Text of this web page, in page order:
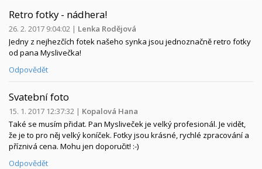
Retro fotky - nádhera!
26. 2. 2017 9:04:02 | Lenka Rodějová
Jedny z nejhezčích fotek našeho synka jsou jednoznačně retro fotky
od pana Myslivečka!
Odpovědět
Svatební foto
15. 1. 2017 12:37:32 | Kopalová Hana
Také se musím přidat. Pan Mysliveček je velký profesionál. Je vidět,
že je to pro něj velký koníček. Fotky jsou krásné, rychlé zpracování a
příznivá cena. Mohu jen doporučit! :-)
Odpovědět